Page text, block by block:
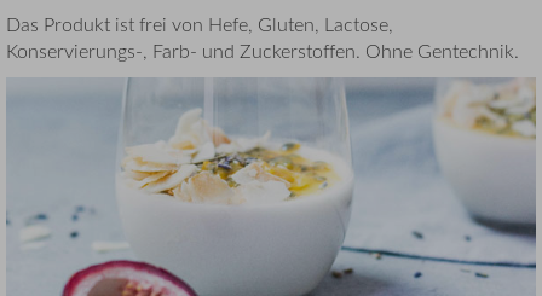
Das Produkt ist frei von Hefe, Gluten, Lactose,
Konservierungs-, Farb- und Zuckerstoffen. Ohne Gentechnik.